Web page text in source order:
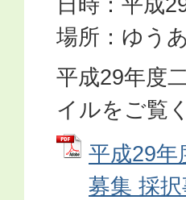
場所：ゆう
平成29年度
イルをご覧
平成29年
募集 採